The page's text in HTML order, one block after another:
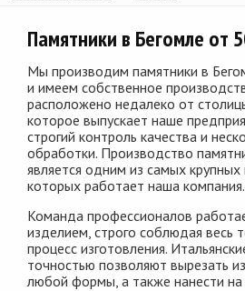
Памятники в Бегомле от
Мы производим памятники в
и имеем собственное
расположено недалеко от
которое выпускает наше
строгий контроль качества и
обработки. Производство
является одним из самых крупных
которых работает наша компания.
Команда профессионалов
изделием, строго соблюдая весь
процесс изготовления.
точностью позволяют вырезать
любой формы, а также нанести на